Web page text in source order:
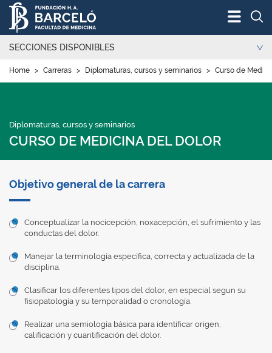
SECCIONES DISPONIBLES
Home > Carreras > Diplomaturas, cursos y seminarios > Curso de
Diplomaturas, cursos y seminarios
CURSO DE MEDICINA DEL DOLOR
Objetivo general de la carrera
Conceptualizar la nocicepción, noxacepción, el sufrimiento y las
conductas del dolor.
Manejar la terminología específica, correcta y actualizada de la
disciplina.
Clasificar los diferentes tipos del dolor, en especial segun su
fisiopatología y su temporalidad o cronología.
Realizar una semiología básica para identificar origen,
calificación y cuantificación del dolor.